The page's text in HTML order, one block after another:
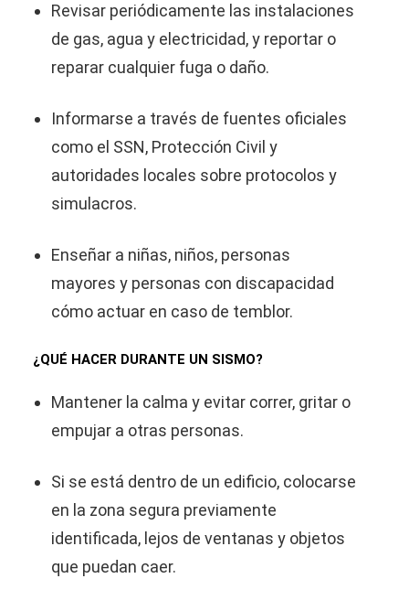
Revisar periódicamente las instalaciones
de gas, agua y electricidad, y reportar o
reparar cualquier fuga o daño.
Informarse a través de fuentes oficiales
como el SSN, Protección Civil y
autoridades locales sobre protocolos y
simulacros.
Enseñar a niñas, niños, personas
mayores y personas con discapacidad
cómo actuar en caso de temblor.
¿QUÉ HACER DURANTE UN SISMO?
Mantener la calma y evitar correr, gritar o
empujar a otras personas.
Si se está dentro de un edificio, colocarse
en la zona segura previamente
identificada, lejos de ventanas y objetos
que puedan caer.